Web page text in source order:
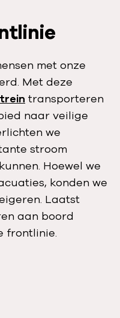
met onze
Met deze
transporteren
naar veilige
we
stroom
Hoewel we
konden we
Laatst
aan boord
frontlinie.